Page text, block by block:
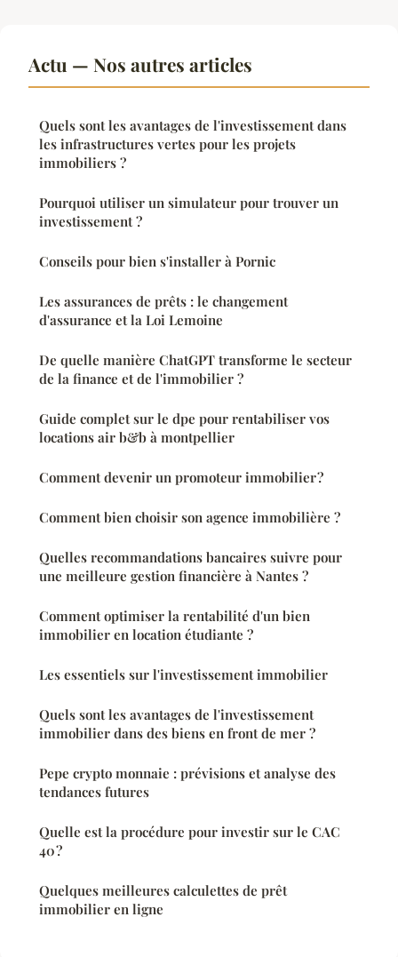
Actu — Nos autres articles
Quels sont les avantages de l'investissement dans
les infrastructures vertes pour les projets
immobiliers ?
Pourquoi utiliser un simulateur pour trouver un
investissement ?
Conseils pour bien s'installer à Pornic
Les assurances de prêts : le changement
d'assurance et la Loi Lemoine
De quelle manière ChatGPT transforme le secteur
de la finance et de l'immobilier ?
Guide complet sur le dpe pour rentabiliser vos
locations air b&b à montpellier
Comment devenir un promoteur immobilier ?
Comment bien choisir son agence immobilière ?
Quelles recommandations bancaires suivre pour
une meilleure gestion financière à Nantes ?
Comment optimiser la rentabilité d'un bien
immobilier en location étudiante ?
Les essentiels sur l'investissement immobilier
Quels sont les avantages de l'investissement
immobilier dans des biens en front de mer ?
Pepe crypto monnaie : prévisions et analyse des
tendances futures
Quelle est la procédure pour investir sur le CAC
40 ?
Quelques meilleures calculettes de prêt
immobilier en ligne